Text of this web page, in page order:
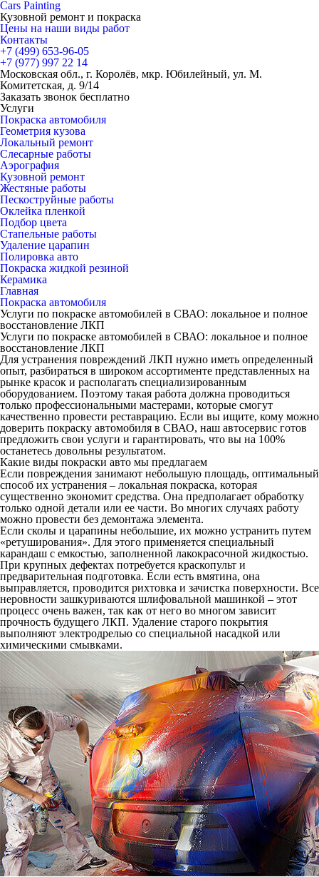
Cars Painting
Кузовной ремонт и покраска
Цены на наши виды работ
Контакты
+7 (499) 653-96-05
+7 (977) 997 22 14
Московская обл., г. Королёв, мкр. Юбилейный, ул. М.
Комитетская, д. 9/14
Заказать звонок бесплатно
Услуги
Покраска автомобиля
Геометрия кузова
Локальный ремонт
Слесарные работы
Аэрография
Кузовной ремонт
Жестяные работы
Пескоструйные работы
Оклейка пленкой
Подбор цвета
Стапельные работы
Удаление царапин
Полировка авто
Покраска жидкой резиной
Керамика
Главная
Покраска автомобиля
Услуги по покраске автомобилей в СВАО: локальное и полное
восстановление ЛКП
Услуги по покраске автомобилей в СВАО: локальное и полное
восстановление ЛКП
Для устранения повреждений ЛКП нужно иметь определенный
опыт, разбираться в широком ассортименте представленных на
рынке красок и располагать специализированным
оборудованием. Поэтому такая работа должна проводиться
только профессиональными мастерами, которые смогут
качественно провести реставрацию. Если вы ищите, кому можно
доверить покраску автомобиля в СВАО, наш автосервис готов
предложить свои услуги и гарантировать, что вы на 100%
останетесь довольны результатом.
Какие виды покраски авто мы предлагаем
Если повреждения занимают небольшую площадь, оптимальный
способ их устранения – локальная покраска, которая
существенно экономит средства. Она предполагает обработку
только одной детали или ее части. Во многих случаях работу
можно провести без демонтажа элемента.
Если сколы и царапины небольшие, их можно устранить путем
«ретуширования». Для этого применяется специальный
карандаш с емкостью, заполненной лакокрасочной жидкостью.
При крупных дефектах потребуется краскопульт и
предварительная подготовка. Если есть вмятина, она
выправляется, проводится рихтовка и зачистка поверхности. Все
неровности зашкуриваются шлифовальной машинкой – этот
процесс очень важен, так как от него во многом зависит
прочность будущего ЛКП. Удаление старого покрытия
выполняют электродрелью со специальной насадкой или
химическими смывками.